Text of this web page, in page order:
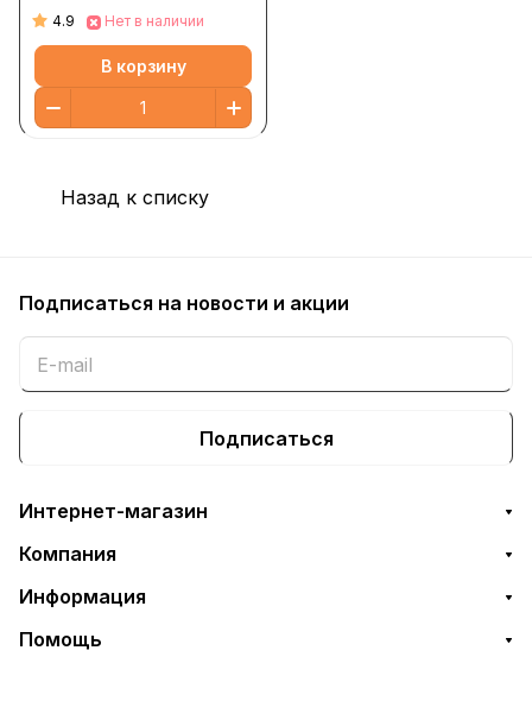
полости рта, жидкое, 60
мл (2 жидк. Унции)
4.9 Нет в наличии
В корзину
Назад к списку
Подписаться на новости и акции
Подписаться
Интернет-магазин
Компания
Информация
Помощь